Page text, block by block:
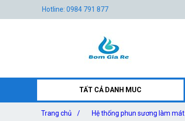
Hotline: 0984 791 877
TẤT CẢ DANH MUC
Trang chủ / Hệ thống phun sương làm mát